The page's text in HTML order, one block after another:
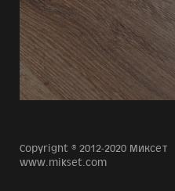
Copyright © 2012-2020 Миксет
www.mikset.com